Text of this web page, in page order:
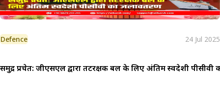
Defence 24 Jul 2025
समुद्र प्रचेत: जीएसएल द्वारा तटरक्षक बल के लिए अंतिम स्वदेशी